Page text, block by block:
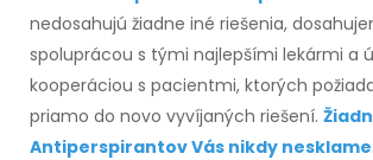
nedosahujú žiadne iné riešenia,
spoluprácou s tými najlepšími lekármi a
kooperáciou s pacientmi, ktorých
priamo do novo vyvíjaných riešení.
Antiperspirantov Vás nikdy nesklame